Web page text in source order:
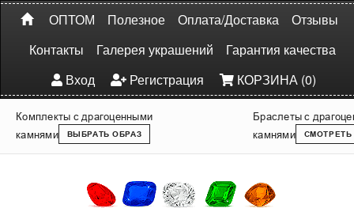
ОПТОМ Полезное Оплата/Доставка
Отзывы
Контакты
Галерея украшений
Гарантия качества
Вход
Регистрация КОРЗИНА (0)
Комплекты с драгоценными
камнями
ВЫБРАТЬ ОБРАЗ
Браслеты с
камнями
СМОТРЕТЬ